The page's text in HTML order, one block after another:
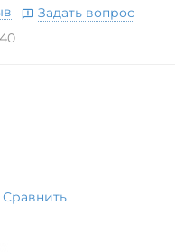
Задать вопрос
Сравнить